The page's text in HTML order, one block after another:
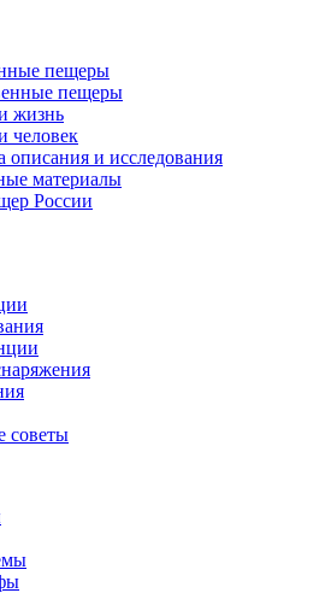
пещеры
пещеры
жизнь
человек
описания и исследования
материалы
России
советы